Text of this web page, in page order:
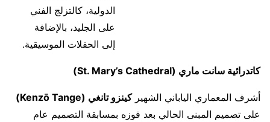
الدولية، كالتزلج الفني
على الجليد، بالإضافة
إلى الحفلات الموسيقية.
كاتدرائية سانت ماري (St. Mary’s Cathedral)
أشرف المعماري الياباني الشهيركينزو تانغي (Kenzō Tange)
على تصميم المبنى الحالي بعد فوزه بمسابقة التصميم عام